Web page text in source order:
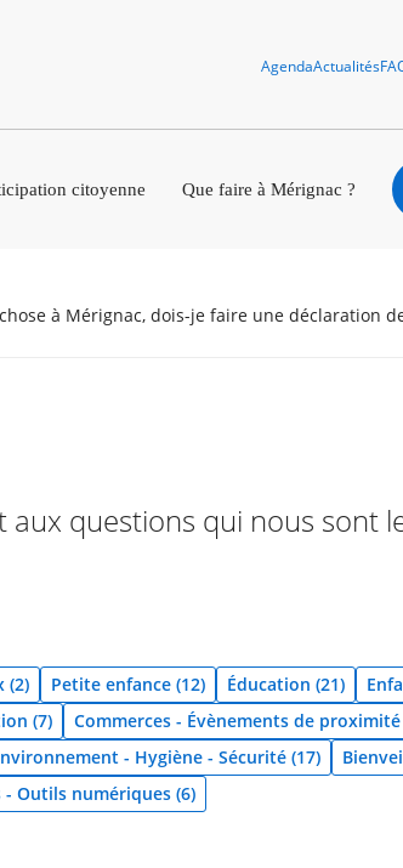
AgendaActualités
citoyenne Que faire à Mérignac ?
chose à Mérignac, dois-je faire une déclaration
questions qui nous sont
(2) Petite enfance (12) Éducation (21)
(7) Commerces - Évènements de proximité
- Hygiène - Sécurité (17)
Outils numériques (6)